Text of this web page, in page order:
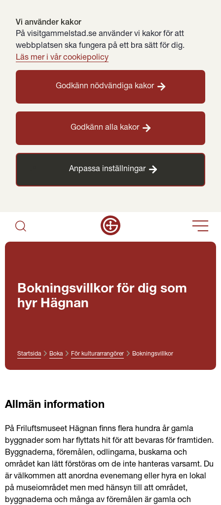
Vi använder kakor
På visitgammelstad.se använder vi kakor för att
webbplatsen ska fungera på ett bra sätt för dig.
Läs mer i vår cookiepolicy
Godkänn nödvändiga kakor
Godkänn alla kakor
Anpassa inställningar
Bokningsvillkor för dig som
hyr Hägnan
Startsida Boka För kulturarrangörer Bokningsvillkor
Allmän information
På Friluftsmuseet Hägnan finns flera hundra år gamla
byggnader som har flyttats hit för att bevaras för framtiden.
Byggnaderna, föremålen, odlingarna, buskarna och
området kan lätt förstöras om de inte hanteras varsamt. Du
är välkommen att anordna evenemang eller hyra en lokal
på museiområdet men med hänsyn till att området,
byggnaderna och många av föremålen är gamla och